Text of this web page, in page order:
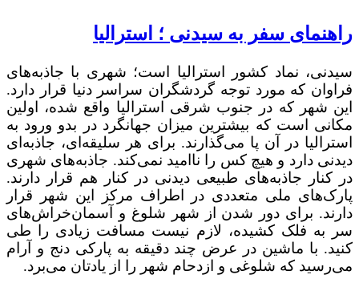
راهنمای سفر به سیدنی ؛ استرالیا
سیدنی، نماد کشور استرالیا است؛ شهری با جاذبه‌های
فراوان که مورد توجه گردشگران سراسر دنیا قرار دارد.
این شهر که در جنوب شرقی استرالیا واقع شده، اولین
مکانی است که بیشترین میزان جهانگرد در بدو ورود به
استرالیا در آن پا می‌گذارند. برای هر سلیقه‌ای، جاذبه‌ای
دیدنی دارد و هیچ کس را ناامید نمی‌کند. جاذبه‌های شهری
در کنار جاذبه‌های طبیعی دیدنی در کنار هم قرار دارند.
پارک‌های ملی متعددی در اطراف مرکز این شهر قرار
دارند. برای دور شدن از شهر شلوغ و آسمان‌خراش‌های
سر به فلک کشیده، لازم نیست مسافت زیادی را طی
کنید. با ماشین در عرض چند دقیقه‌ به پارکی دنج و آرام
می‌رسید که شلوغی و ازدحام شهر را از یادتان می‌برد.